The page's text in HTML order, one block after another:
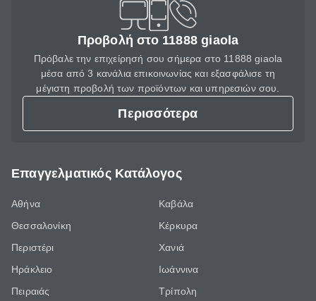
Προβολή στο 11888 giaola
Πρόβαλε την επιχείρησή σου σήμερα στο 11888 giaola
μέσα από 3 κανάλια επικοινωνίας και εξασφάλισε τη
μέγιστη προβολή των προϊόντων και υπηρεσιών σου.
Περισσότερα
Επαγγελματικός Κατάλογος
Αθήνα
Θεσσαλονίκη
Περιστέρι
Ηράκλειο
Πειραιάς
Καβάλα
Κέρκυρα
Χανιά
Ιωάννινα
Τρίπολη